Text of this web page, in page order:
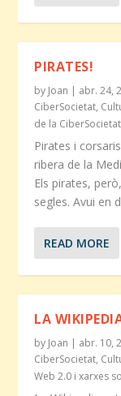
PIRATES!
by Joan | abr. 24,
CiberSocietat,
de la CiberSocietat
Pirates i
ribera de la
Els pirates,
segles. Avui en
READ MORE
LA
by Joan | abr. 10,
CiberSocietat,
Web 2.0 i xarxes